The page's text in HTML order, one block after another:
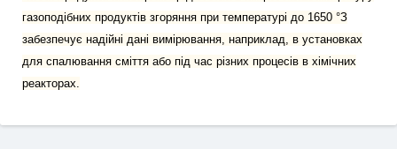
газоподібних продуктів згоряння при температурі до 1650 °З
забезпечує надійні дані вимірювання, наприклад, в установках
для спалювання сміття або під час різних процесів в хімічних
реакторах.